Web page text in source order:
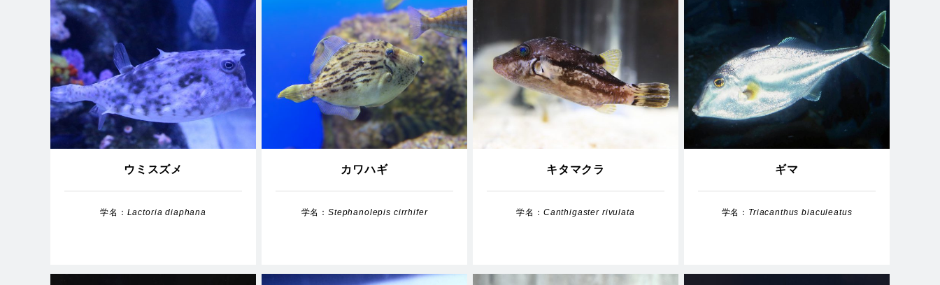
ウミスズメ
学名： Lactoria diaphana
カワハギ
学名：Stephanolepis cirrhifer
キタマクラ
学名： Canthigaster rivulata
ギマ
学名： Triacanthus biaculeatus